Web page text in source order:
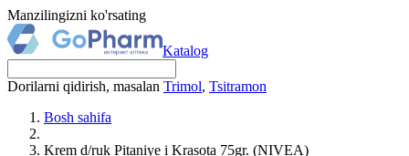
Manzilingizni ko'rsating
Katalog
Dorilarni qidirish, masalan Trimol, Tsitramon
Bosh sahifa
Krem d/ruk Pitaniye i Krasota 75gr. (NIVEA)